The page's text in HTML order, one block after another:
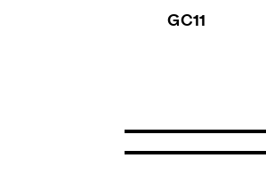
GC11